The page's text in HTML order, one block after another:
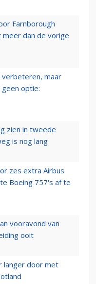
Farnborough
meer dan de vorige
maar
optie:
zien in tweede
is nog lang
zes extra Airbus
Boeing 757's af te
vooravond van
ooit
langer door met